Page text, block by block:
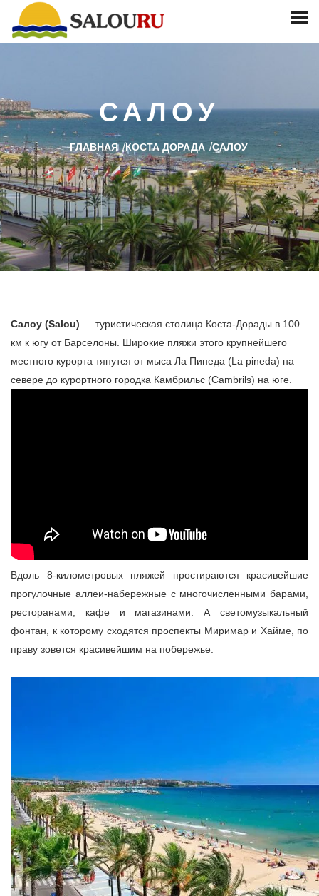
САЛОУ
ГЛАВНАЯ/КОСТА ДОРАДА /САЛОУ
Салоу (Salou) — туристическая столица Коста-Дорады в 100
км к югу от Барселоны. Широкие пляжи этого крупнейшего
местного курорта тянутся от мыса Ла Пинеда (La pineda) на
севере до курортного городка Камбрильс (Cambrils) на юге.
Вдоль 8-километровых пляжей простираются красивейшие
прогулочные аллеи-набережные с многочисленными барами,
ресторанами, кафе и магазинами. А светомузыкальный
фонтан, к которому сходятся проспекты Миримар и Хайме, по
праву зовется красивейшим на побережье.